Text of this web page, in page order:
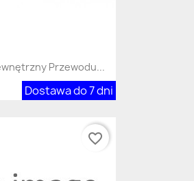
Przewodu...
Dostawa do 7 dni
favorite_border